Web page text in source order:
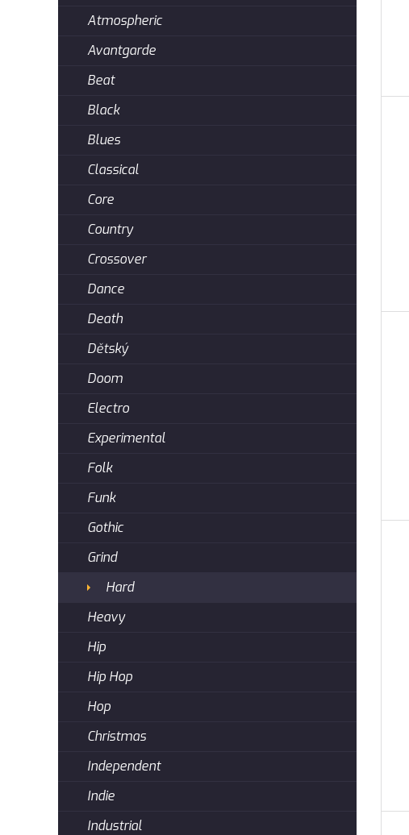
Atmospheric
Avantgarde
Beat
Black
Blues
Classical
Core
Country
Crossover
Dance
Death
Dětský
Doom
Electro
Experimental
Folk
Funk
Gothic
Grind
Hard
Heavy
Hip
Hip Hop
Hop
Christmas
Independent
Indie
Industrial